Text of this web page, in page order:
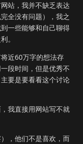
站，我并不缺乏表达
全没有问题），我之
一些能够和自己聊得
。
近60万字的想法存
段时间，但是优秀不
要是要看看这个讨论
我直接用网站写不就
，他们不是喜欢，而